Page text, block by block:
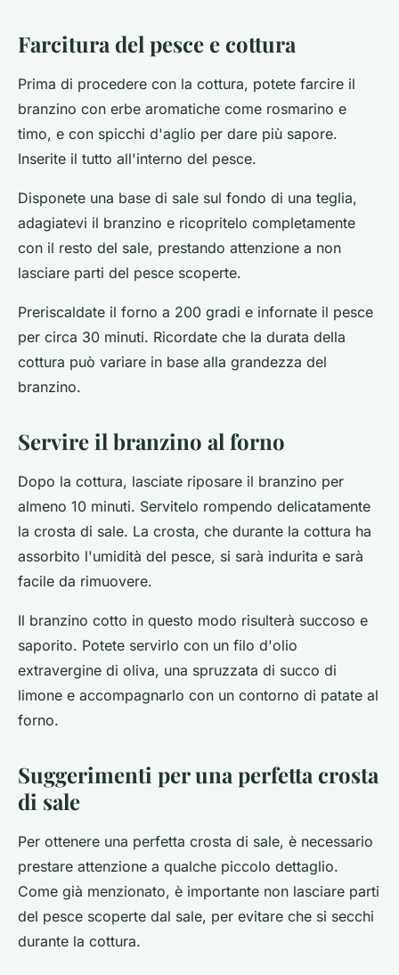
Farcitura del pesce e cottura
Prima di procedere con la cottura, potete farcire il
branzino con erbe aromatiche come rosmarino e
timo, e con spicchi d'aglio per dare più sapore.
Inserite il tutto all'interno del pesce.
Disponete una base di sale sul fondo di una teglia,
adagiatevi il branzino e ricopritelo completamente
con il resto del sale, prestando attenzione a non
lasciare parti del pesce scoperte.
Preriscaldate il forno a 200 gradi e infornate il pesce
per circa 30 minuti. Ricordate che la durata della
cottura può variare in base alla grandezza del
branzino.
Servire il branzino al forno
Dopo la cottura, lasciate riposare il branzino per
almeno 10 minuti. Servitelo rompendo delicatamente
la crosta di sale. La crosta, che durante la cottura ha
assorbito l'umidità del pesce, si sarà indurita e sarà
facile da rimuovere.
Il branzino cotto in questo modo risulterà succoso e
saporito. Potete servirlo con un filo d'olio
extravergine di oliva, una spruzzata di succo di
limone e accompagnarlo con un contorno di patate al
forno.
Suggerimenti per una perfetta crosta
di sale
Per ottenere una perfetta crosta di sale, è necessario
prestare attenzione a qualche piccolo dettaglio.
Come già menzionato, è importante non lasciare parti
del pesce scoperte dal sale, per evitare che si secchi
durante la cottura.